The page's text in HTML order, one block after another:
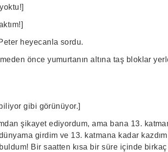
heyecanla sordu.
önce yumurtanın altına taş bloklar
gibi görünüyor.]
şikayet ediyordum, ama bana 13.
girdim ve 13. katmana kadar
Bir saatten kısa bir süre içinde